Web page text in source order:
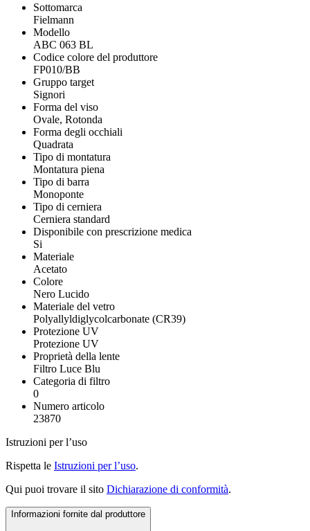
Sottomarca
Fielmann
Modello
ABC 063 BL
Codice colore del produttore
FP010/BB
Gruppo target
Signori
Forma del viso
Ovale, Rotonda
Forma degli occhiali
Quadrata
Tipo di montatura
Montatura piena
Tipo di barra
Monoponte
Tipo di cerniera
Cerniera standard
Disponibile con prescrizione medica
Si
Materiale
Acetato
Colore
Nero Lucido
Materiale del vetro
Polyallyldiglycolcarbonate (CR39)
Protezione UV
Protezione UV
Proprietà della lente
Filtro Luce Blu
Categoria di filtro
0
Numero articolo
23870
Istruzioni per l’uso
Rispetta le Istruzioni per l’uso.
Qui puoi trovare il sito Dichiarazione di conformità.
Informazioni fornite dal produttore